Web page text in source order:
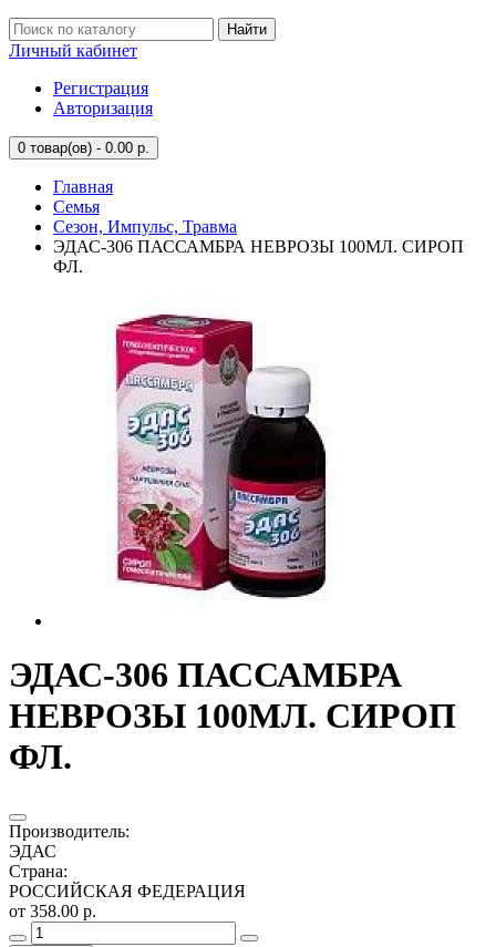
Найти
Личный кабинет
Регистрация
Авторизация
0 товар(ов) - 0.00 р.
Главная
Семья
Сезон, Импульс, Травма
ЭДАС-306 ПАССАМБРА НЕВРОЗЫ 100МЛ. СИРОП
ФЛ.
ЭДАС-306 ПАССАМБРА
НЕВРОЗЫ 100МЛ. СИРОП
ФЛ.
Производитель:
ЭДАС
Страна:
РОССИЙСКАЯ ФЕДЕРАЦИЯ
от 358.00 р.